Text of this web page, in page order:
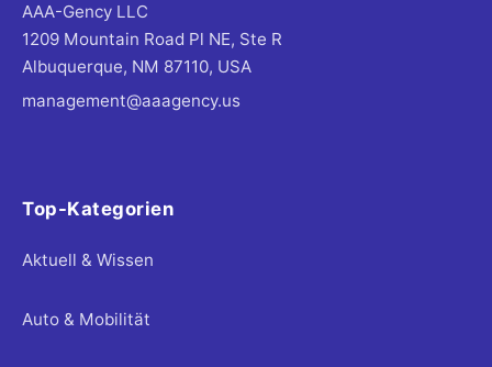
AAA-Gency LLC
1209 Mountain Road Pl NE, Ste R
Albuquerque, NM 87110, USA
management@aaagency.us
Top-Kategorien
Aktuell & Wissen
Auto & Mobilität